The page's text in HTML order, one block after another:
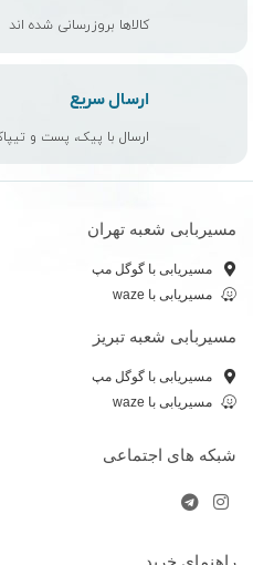
کالاها بروزرسانی شده اند
ارسال سریع
ارسال با پیک، پست و
مسیربابی شعبه تهران
مسیریابی با گوگل مپ
مسیریابی با waze
مسیربابی شعبه تبریز
مسیریابی با گوگل مپ
مسیریابی با waze
شبکه های اجتماعی